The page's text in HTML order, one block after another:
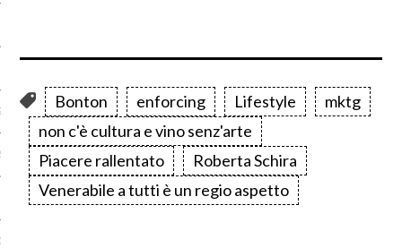
2017
2017
Bonton enforcing Lifestyle
mktg
non c'è cultura e vino senz'arte
Piacere rallentato
Roberta Schira
Venerabile a tutti è un regio aspetto